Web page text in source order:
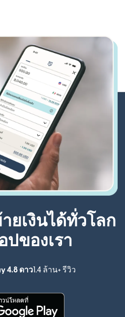
ยเงินได้ทั่วโลก
ปของเรา
4.8 ดาว1.4 ล้าน+ รีวิว
(เปิดในหน้าต่